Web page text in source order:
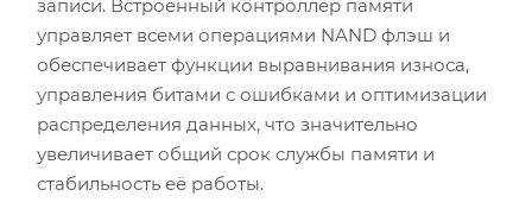
записи. Встроенный контроллер памяти
управляет всеми операциями NAND флэш и
обеспечивает функции выравнивания износа,
управления битами с ошибками и оптимизации
распределения данных, что значительно
увеличивает общий срок службы памяти и
стабильность её работы.